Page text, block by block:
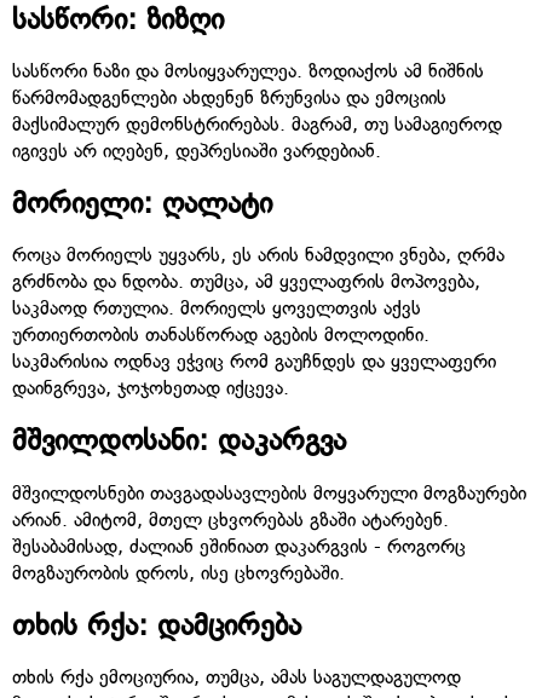
სასწორი: ზიზღი
სასწორი ნაზი და მოსიყვარულეა. ზოდიაქოს ამ ნიშნის
წარმომადგენლები ახდენენ ზრუნვისა და ემოციის
მაქსიმალურ დემონსტრირებას. მაგრამ, თუ სამაგიეროდ
იგივეს არ იღებენ, დეპრესიაში ვარდებიან.
მორიელი: ღალატი
როცა მორიელს უყვარს, ეს არის ნამდვილი ვნება, ღრმა
გრძნობა და ნდობა. თუმცა, ამ ყველაფრის მოპოვება,
საკმაოდ რთულია. მორიელს ყოველთვის აქვს
ურთიერთობის თანასწორად აგების მოლოდინი.
საკმარისია ოდნავ ეჭვიც რომ გაუჩნდეს და ყველაფერი
დაინგრევა, ჯოჯოხეთად იქცევა.
მშვილდოსანი: დაკარგვა
მშვილდოსნები თავგადასავლების მოყვარული მოგზაურები
არიან. ამიტომ, მთელ ცხვორებას გზაში ატარებენ.
შესაბამისად, ძალიან ეშინიათ დაკარგვის - როგორც
მოგზაურობის დროს, ისე ცხოვრებაში.
თხის რქა: დამცირება
თხის რქა ემოციურია, თუმცა, ამას საგულდაგულოდ